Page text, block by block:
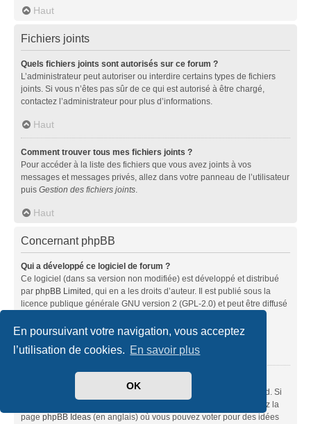
En poursuivant votre navigation, vous acceptez
l’utilisation de cookies. En savoir plus
OK
Haut
Fichiers joints
Quels fichiers joints sont autorisés sur ce forum ?
L’administrateur peut autoriser ou interdire certains types de fichiers
joints. Si vous n’êtes pas sûr de ce qui est autorisé à être chargé,
contactez l’administrateur pour plus d’informations.
Haut
Comment trouver tous mes fichiers joints ?
Pour accéder à la liste des fichiers que vous avez joints à vos
messages et messages privés, allez dans votre panneau de l’utilisateur
puis Gestion des fichiers joints.
Haut
Concernant phpBB
Qui a développé ce logiciel de forum ?
Ce logiciel (dans sa version non modifiée) est développé et distribué
par phpBB Limited, qui en a les droits d’auteur. Il est publié sous la
licence publique générale GNU version 2 (GPL-2.0) et peut être diffusé
À propos de phpBB» (en anglais).
Haut
Ce logiciel a été développé et mis sous licence par phpBB Limited. Si
vous pensez qu’une fonctionnalité nécessite d’être ajoutée, visitez la
page phpBB Ideas (en anglais) où vous pouvez voter pour des idées